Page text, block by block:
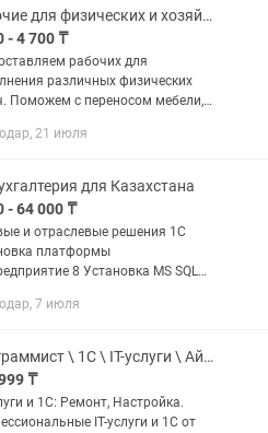
и...
Рабочие для физических и хозяйственных работ
- 4 700 ₸
рабочих для
различных физических
Поможем с переносом мебели,
оборудования,
Выполняем...
21 июля
для Казахстана
- 64 000 ₸
и отраслевые решения 1С
платформы
8 Установка MS SQL
конфигураций 1С
7 июля
Программист \ 1С \ IT-услуги \ Айтишник \ Python \ Windows
₸
и 1С: Ремонт, Настройка.
IT-услуги и 1С от